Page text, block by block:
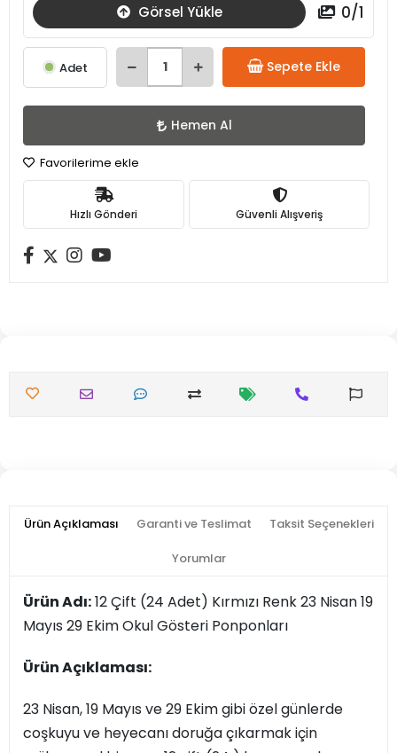
Görsel Yükle 0/1
Adet Sepete Ekle
Hemen Al
Favorilerime ekle
Hızlı Gönderi Güvenli Alışveriş
Ürün Açıklaması Garanti ve Teslimat Taksit Seçenekleri
Yorumlar
Ürün Adı:12 Çift (24 Adet) Kırmızı Renk 23 Nisan 19
Mayıs 29 Ekim Okul Gösteri Ponponları
Ürün Açıklaması:
23 Nisan, 19 Mayıs ve 29 Ekim gibi özel günlerde
coşkuyu ve heyecanı doruğa çıkarmak için